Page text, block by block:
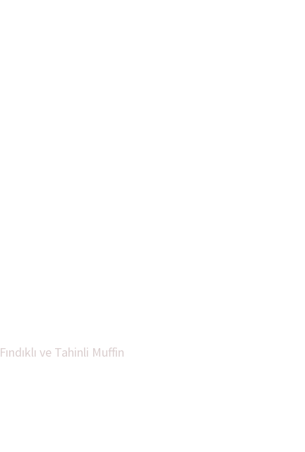
Fındıklı ve Tahinli Muffin